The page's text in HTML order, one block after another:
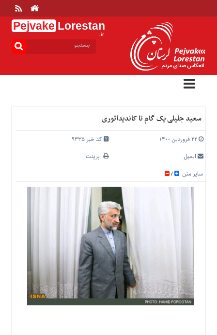
Pejvake Lorestan
.ir
بالا
خانه
ارتباط
تعرفه
اصلی
فرهنگی
سعید جلیلی یک گام تا کاندیداتوری
۲۲ فروردین ۱۴۰۰
کد خبر 9335
ایمیل
پرینت
سایز متن
/